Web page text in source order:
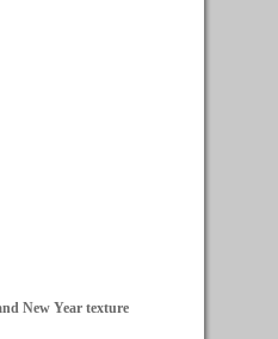
New Year texture